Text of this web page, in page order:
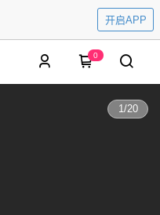
开启APP
0
1/20